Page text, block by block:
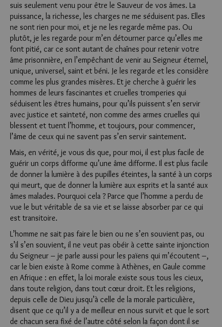
suis seulement venu pour être le Sauveur de vos âmes. La
puissance, la richesse, les charges ne me séduisent pas. Elles
ne sont rien pour moi, et je ne les regarde même pas. Ou
plutôt, je les regarde pour m’en détourner parce qu’elles me
font pitié, car ce sont autant de chaînes pour retenir votre
âme prisonnière, en l’empêchant de venir au Seigneur éternel,
unique, universel, saint et béni. Je les regarde et les considère
comme les plus grandes misères. Et je cherche à guérir les
hommes de leurs fascinantes et cruelles tromperies qui
séduisent les êtres humains, pour qu’ils puissent s’en servir
avec justice et sainteté, non comme des armes cruelles qui
blessent et tuent l’homme, et toujours, pour commencer,
l’âme de ceux qui ne savent pas s’en servir saintement.
Mais, en vérité, je vous dis que, pour moi, il est plus facile de
guérir un corps difforme qu’une âme difforme. Il est plus facile
de donner la lumière à des pupilles éteintes, la santé à un corps
qui meurt, que de donner la lumière aux esprits et la santé aux
âmes malades. Pourquoi cela ? Parce que l’homme a perdu de
vue le but véritable de sa vie et se laisse absorber par ce qui
est transitoire.
L’homme ne sait pas faire le bien ou ne s’en souvient pas, ou
s’il s’en souvient, il ne veut pas obéir à cette sainte injonction
du Seigneur – je parle aussi pour les païens qui m’écoutent –,
car le bien existe à Rome comme à Athènes, en Gaule comme
en Afrique : en effet, la loi morale existe sous tous les cieux,
dans toute religion, dans tout cœur droit. Et les religions,
depuis celle de Dieu jusqu’à celle de la morale particulière,
disent que ce qu’il y a de meilleur en nous survit et que le sort
de chacun sera fixé de l’autre côté selon la façon dont il se